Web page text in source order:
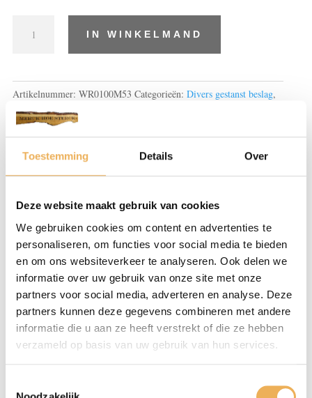
Toestemming Details Over
Deze website maakt gebruik van cookies
We gebruiken cookies om content en advertenties te
personaliseren, om functies voor social media te bieden
en om ons websiteverkeer te analyseren. Ook delen we
informatie over uw gebruik van onze site met onze
partners voor social media, adverteren en analyse. Deze
partners kunnen deze gegevens combineren met andere
informatie die u aan ze heeft verstrekt of die ze hebben
verzameld op basis van uw gebruik van hun services.
gegoten/gestanst
IN WINKELMAND
Artikelnummer: WR0100M53 Categorieën: Divers gestanst beslag,
Meubelbeslag
BEOORDELINGEN
Er zijn nog geen beoordelingen.
Wees de eerste om “Combinaties gegoten/gestanst en
grepen” te beoordelen
Je e-mailadres wordt niet gepubliceerd.
Vereiste velden zijn gemarkeerd met*